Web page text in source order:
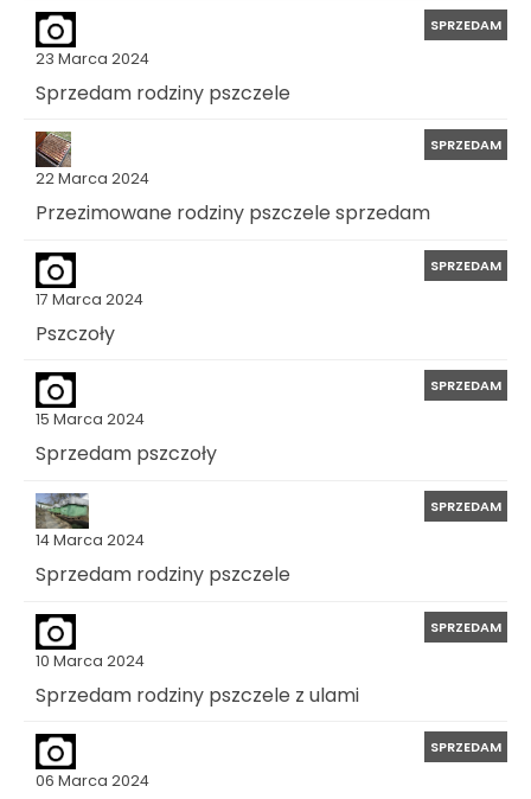
23 Marca 2024
SPRZEDAM
Sprzedam rodziny pszczele
22 Marca 2024
SPRZEDAM
Przezimowane rodziny pszczele sprzedam
17 Marca 2024
SPRZEDAM
Pszczoły
15 Marca 2024
SPRZEDAM
Sprzedam pszczoły
14 Marca 2024
SPRZEDAM
Sprzedam rodziny pszczele
10 Marca 2024
SPRZEDAM
Sprzedam rodziny pszczele z ulami
06 Marca 2024
SPRZEDAM